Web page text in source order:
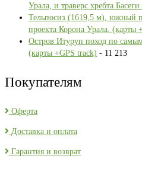
Урала, и траверс хребта
Тельпосиз (1619,5 м), южный
проекта Корона Урала. (карты
Остров Итуруп поход по
(карты +GPS track) - 11 213
Покупателям
Оферта
Доставка и оплата
Гарантия и возврат